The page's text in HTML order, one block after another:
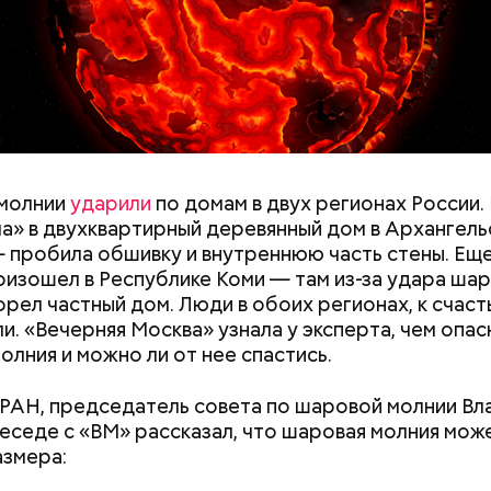
День поцелуев
праздники
и мире 3
День собирания звезд и
Международный день
ударили по домам в двух регионах
в двухквартирный деревянный дом в
обшивку и внутреннюю часть стены.
в Республике Коми — там из-за удара
частный дом. Люди в обоих регионах, к
«Вечерняя Москва» узнала у эксперта, чем
и можно ли от нее спастись.
председатель совета по шаровой молнии
с «ВМ» рассказал, что шаровая молния